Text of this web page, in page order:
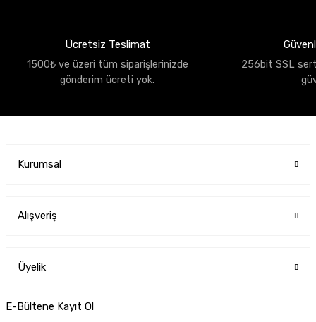
Ücretsiz Teslimat
1500₺ ve üzeri tüm siparişlerinizde
gönderim ücreti yok.
256bit SSL
Kurumsal
Alışveriş
Üyelik
E-Bültene Kayıt Ol